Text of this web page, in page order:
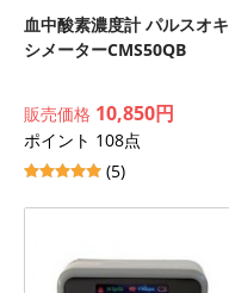
血中酸素濃度計 パルスオキ
シメーターCMS50QB
販売価格 10,850円
ポイント 108点
(5)